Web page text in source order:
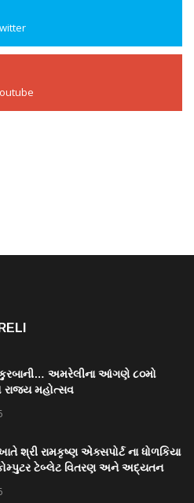
કુરબાની… અમરેલીના આંગણે ૮૦મો
રાજ્ય મહોત્સવ
ખાતે શ્રી રામકૃષ્ણ એક્સપોર્ટ ના ધોળકિયા
કોમ્પુટર ટેબ્લેટ વિતરણ અને અદ્યતન